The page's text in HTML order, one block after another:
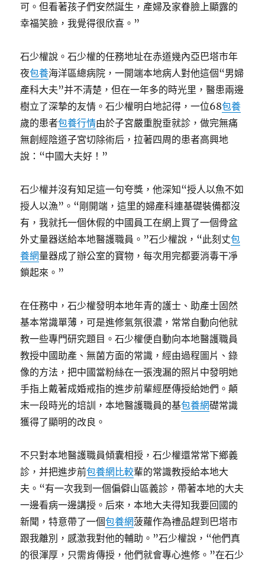
可。但看著孩子們安然誕生，產婦及家眷臉上顯露的
幸福笑臉，我覺得很欣喜。”
石少權說。石少權的任務地址在赤道幾內亞巴塔市年
夜包養海洋區總病院，一開端本地病人對他這個“男婦
產科大夫”并不清楚，但在一年多的時光里，醫患兩邊
樹立了深摯的友情。石少權明白地記得，一位68包養
歲的患者包養行情由於子宮嚴重脫垂就診，做完無痛
無創經陰道子宮切除術后，拉著四周的患者高興地
說：“中國大夫好！”
石少權并沒有知足這一句夸獎，他深知“授人以魚不如
授人以漁”。“剛開端，這里的婦產科連基礎裝備都沒
有，我就托一個休假的中國員工在網上買了一個骨盆
外丈量器送給本地醫護職員。”石少權說，“此刻丈包
養網量器成了辦公室的寶物，每次用完都要消毒干凈
鎖起來。”
在任務中，石少權發明本地年青的護士、助產士固然
基本常識單薄，可是進修氣氛很濃，常常自動向他就
教一些專門研究題目。石少權便自動向本地醫護職員
教授中國助產、無菌方面的常識，經由過程圖片、錄
像的方法，把中國當粉絲在一張洩漏的照片中發明她
手指上戴著成婚戒指的進步前輩經歷傳授給她們。顛
末一段時光的培訓，本地醫護職員的基包養網礎常識
獲得了顯明的改良。
不只對本地醫護職員傾囊相授，石少權還常常下鄉義
診，并把進步前包養網比較輩的常識教授給本地大
夫。“有一次我到一個偏僻山區義診，帶著本地的大夫
一邊看病一邊講授。后來，本地大夫得知我要回國的
新聞，特意帶了一個包養網菠蘿作為禮品趕到巴塔市
跟我離別，感激我對他的輔助。”石少權說，“他們真
的很渾厚，只需肯傳授，他們就會專心進修。”在石少